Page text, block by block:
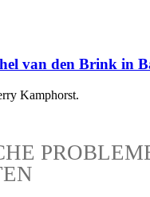
van den Brink in
Kamphorst.